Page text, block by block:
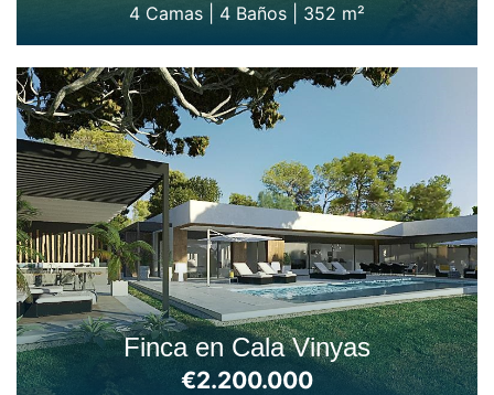
4 Camas 4 Baños 352 m²
Finca en Cala Vinyas
€2.200.000